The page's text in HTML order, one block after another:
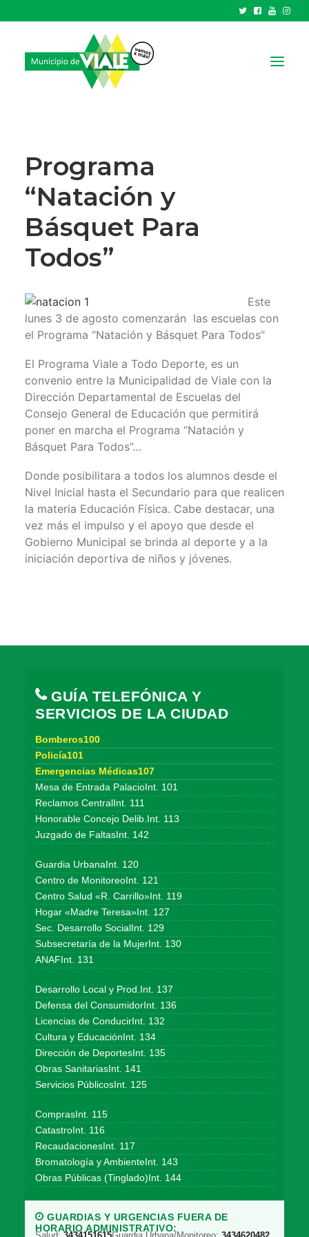
HCD
TRÁMITES Y SERVICIOS
CIUDAD
PARQUE INDUSTRIAL
Programa
“Natación y
Básquet Para
Todos”
Este
lunes 3 de agosto comenzarán las escuelas con
el Programa “Natación y Básquet Para Todos”
El Programa Viale a Todo Deporte, es un
convenio entre la Municipalidad de Viale con la
Dirección Departamental de Escuelas del
Consejo General de Educación que permitirá
poner en marcha el Programa “Natación y
Básquet Para Todos”…
Donde posibilitara a todos los alumnos desde el
Nivel Inicial hasta el Secundario para que realicen
la materia Educación Física. Cabe destacar, una
vez más el impulso y el apoyo que desde el
Gobierno Municipal se brinda al deporte y a la
iniciación deportiva de niños y jóvenes.
GUÍA TELEFÓNICA Y
SERVICIOS DE LA CIUDAD
Bomberos100
Policía101
Emergencias Médicas107
Mesa de Entrada PalacioInt. 101
Reclamos CentralInt. 111
Honorable Concejo Delib.Int. 113
Juzgado de FaltasInt. 142
Guardia UrbanaInt. 120
Centro de MonitoreoInt. 121
Centro Salud «R. Carrillo»Int. 119
Hogar «Madre Teresa»Int. 127
Sec. Desarrollo SocialInt. 129
Subsecretaría de la MujerInt. 130
ANAFInt. 131
Desarrollo Local y Prod.Int. 137
Defensa del ConsumidorInt. 136
Licencias de ConducirInt. 132
Cultura y EducaciónInt. 134
Dirección de DeportesInt. 135
Obras SanitariasInt. 141
Servicios PúblicosInt. 125
ComprasInt. 115
CatastroInt. 116
RecaudacionesInt. 117
Bromatología y AmbienteInt. 143
Obras Públicas (Tinglado)Int. 144
GUARDIAS Y URGENCIAS FUERA DE
HORARIO ADMINISTRATIVO: